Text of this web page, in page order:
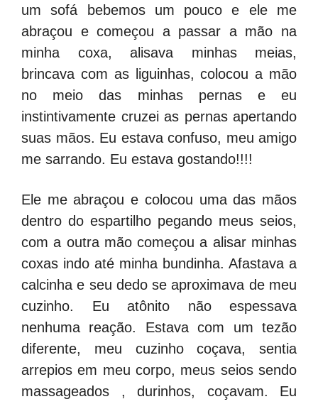
um sofá bebemos um pouco e ele me
abraçou e começou a passar a mão na
minha coxa, alisava minhas meias,
brincava com as liguinhas, colocou a mão
no meio das minhas pernas e eu
instintivamente cruzei as pernas apertando
suas mãos. Eu estava confuso, meu amigo
me sarrando. Eu estava gostando!!!!
Ele me abraçou e colocou uma das mãos
dentro do espartilho pegando meus seios,
com a outra mão começou a alisar minhas
coxas indo até minha bundinha. Afastava a
calcinha e seu dedo se aproximava de meu
cuzinho. Eu atônito não espessava
nenhuma reação. Estava com um tezão
diferente, meu cuzinho coçava, sentia
arrepios em meu corpo, meus seios sendo
massageados , durinhos, coçavam. Eu